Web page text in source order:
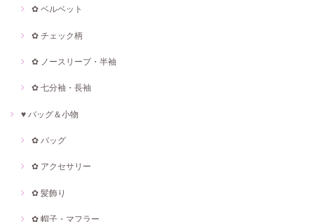
✿ ベルベット
✿ チェック柄
✿ ノースリープ・半袖
✿ 七分袖・長袖
♥ バッグ＆小物
✿ バッグ
✿ アクセサリー
✿ 髪飾り
✿ 帽子・マフラー